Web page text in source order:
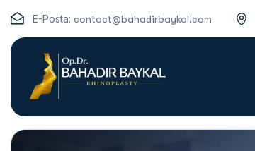
E-Posta: contact@bahadirbaykal.com